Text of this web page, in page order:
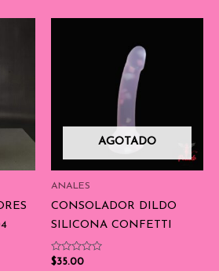
AGOTADO
ANALES
CONSOLADOR DILDO
SILICONA CONFETTI
Valorado
$35.00